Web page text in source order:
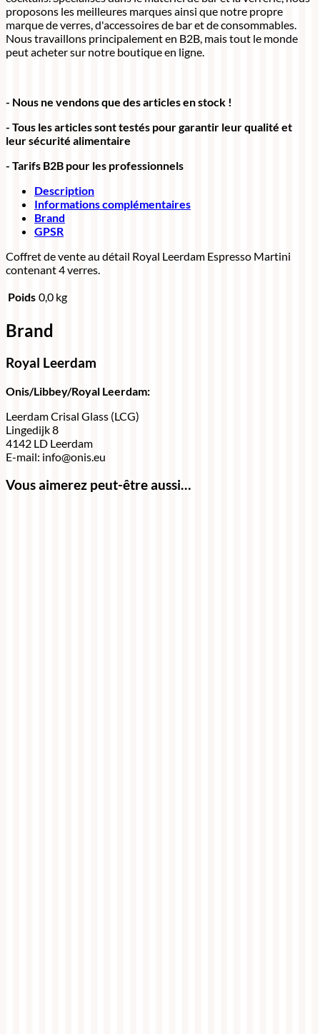
proposons les meilleures marques ainsi que notre propre
marque de verres, d'accessoires de bar et de consommables.
Nous travaillons principalement en B2B, mais tout le monde
peut acheter sur notre boutique en ligne.
- Nous ne vendons que des articles en stock !
- Tous les articles sont testés pour garantir leur qualité et
leur sécurité alimentaire
- Tarifs B2B pour les professionnels
Description
Informations complémentaires
Brand
GPSR
Coffret de vente au détail Royal Leerdam Espresso Martini
contenant 4 verres.
Poids 0,0 kg
Brand
Royal Leerdam
Onis/Libbey/Royal Leerdam:
Leerdam Crisal Glass (LCG)
Lingedijk 8
4142 LD Leerdam
E-mail: info@onis.eu
Vous aimerez peut-être aussi…